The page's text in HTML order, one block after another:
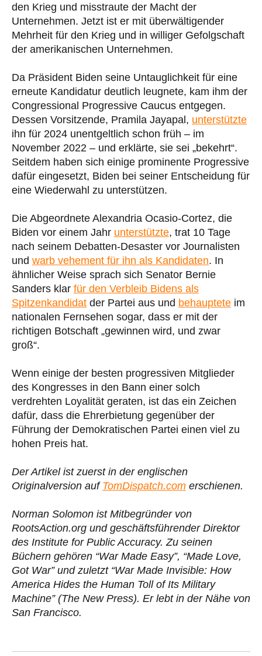
den Krieg und misstraute der Macht der
Unternehmen. Jetzt ist er mit überwältigender
Mehrheit für den Krieg und in williger Gefolgschaft
der amerikanischen Unternehmen.
Da Präsident Biden seine Untauglichkeit für eine
erneute Kandidatur deutlich leugnete, kam ihm der
Congressional Progressive Caucus entgegen.
Dessen Vorsitzende, Pramila Jayapal, unterstützte
ihn für 2024 unentgeltlich schon früh – im
November 2022 – und erklärte, sie sei „bekehrt“.
Seitdem haben sich einige prominente Progressive
dafür eingesetzt, Biden bei seiner Entscheidung für
eine Wiederwahl zu unterstützen.
Die Abgeordnete Alexandria Ocasio-Cortez, die
Biden vor einem Jahr unterstützte, trat 10 Tage
nach seinem Debatten-Desaster vor Journalisten
und warb vehement für ihn als Kandidaten. In
ähnlicher Weise sprach sich Senator Bernie
Sanders klar für den Verbleib Bidens als
Spitzenkandidat der Partei aus und behauptete im
nationalen Fernsehen sogar, dass er mit der
richtigen Botschaft „gewinnen wird, und zwar
groß“.
Wenn einige der besten progressiven Mitglieder
des Kongresses in den Bann einer solch
verdrehten Loyalität geraten, ist das ein Zeichen
dafür, dass die Ehrerbietung gegenüber der
Führung der Demokratischen Partei einen viel zu
hohen Preis hat.
Der Artikel ist zuerst in der englischen
Originalversion auf TomDispatch.com erschienen.
Norman Solomon ist Mitbegründer von
RootsAction.org und geschäftsführender Direktor
des Institute for Public Accuracy. Zu seinen
Büchern gehören “War Made Easy”, “Made Love,
Got War” und zuletzt “War Made Invisible: How
America Hides the Human Toll of Its Military
Machine” (The New Press). Er lebt in der Nähe von
San Francisco.